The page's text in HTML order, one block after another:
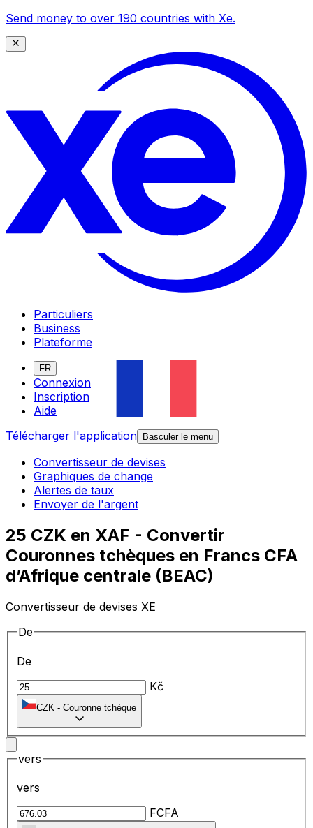
Send money to over 190 countries with Xe.
Particuliers
Business
Plateforme
FR
Connexion
Inscription
Aide
Télécharger l'application
Basculer le menu
Convertisseur de devises
Graphiques de change
Alertes de taux
Envoyer de l'argent
25 CZK en XAF - Convertir
Couronnes tchèques en Francs CFA
d’Afrique centrale (BEAC)
Convertisseur de devises XE
De
De
Kč
CZK - Couronne tchèque
vers
vers
FCFA